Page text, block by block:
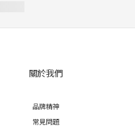
關於我們
品牌精神
常見問題